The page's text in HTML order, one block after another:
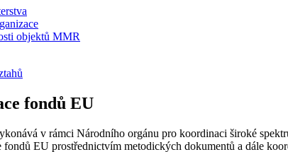
objektů MMR
fondů EU
v rámci Národního orgánu pro koordinaci široké
EU prostřednictvím metodických dokumentů a dále